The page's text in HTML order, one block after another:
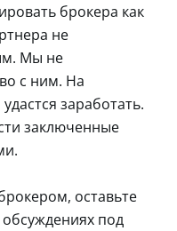
брокера как
не
Мы не
с ним. На
заработать.
заключенные
оставьте
под